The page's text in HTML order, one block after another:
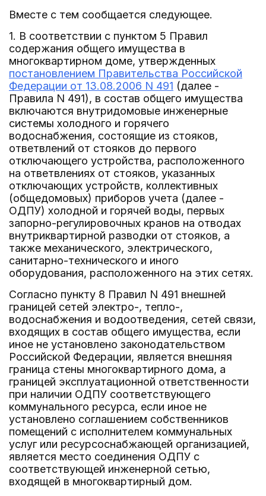
Вместе с тем сообщается следующее.
1. В соответствии с пунктом 5 Правил
содержания общего имущества в
многоквартирном доме, утвержденных
постановлением Правительства Российской
Федерации от 13.08.2006 N 491 (далее -
Правила N 491), в состав общего имущества
включаются внутридомовые инженерные
системы холодного и горячего
водоснабжения, состоящие из стояков,
ответвлений от стояков до первого
отключающего устройства, расположенного
на ответвлениях от стояков, указанных
отключающих устройств, коллективных
(общедомовых) приборов учета (далее -
ОДПУ) холодной и горячей воды, первых
запорно-регулировочных кранов на отводах
внутриквартирной разводки от стояков, а
также механического, электрического,
санитарно-технического и иного
оборудования, расположенного на этих сетях.
Согласно пункту 8 Правил N 491 внешней
границей сетей электро-, тепло-,
водоснабжения и водоотведения, сетей связи,
входящих в состав общего имущества, если
иное не установлено законодательством
Российской Федерации, является внешняя
граница стены многоквартирного дома, а
границей эксплуатационной ответственности
при наличии ОДПУ соответствующего
коммунального ресурса, если иное не
установлено соглашением собственников
помещений с исполнителем коммунальных
услуг или ресурсоснабжающей организацией,
является место соединения ОДПУ с
соответствующей инженерной сетью,
входящей в многоквартирный дом.